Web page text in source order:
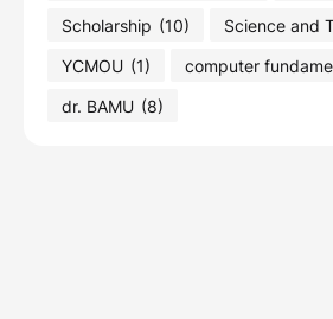
Scholarship (10) Science and
YCMOU (1) computer
dr. BAMU (8)